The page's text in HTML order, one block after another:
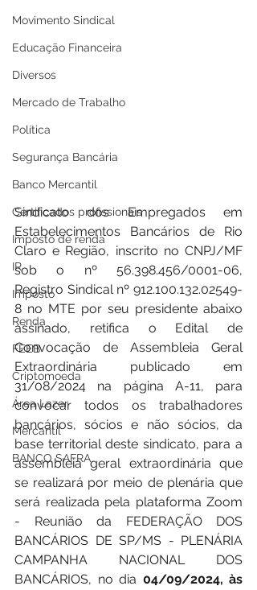
Movimento Sindical
Educação Financeira
Diversos
Mercado de Trabalho
Política
Segurança Bancária
Banco Mercantil
Certificados profissionais
Imposto de renda
IR
Imposto
Renda
FEEB
Criptomoeda
Área Lazer
Mercantil
BANCO SAFRA
Sindicato dos Empregados em
Estabelecimentos Bancários de Rio
Claro e Região, inscrito no CNPJ/MF
sob o nº 56.398.456/0001-06,
Registro Sindical nº 912.100.132.02549-
8 no MTE por seu presidente abaixo
assinado, retifica o Edital de
Convocação de Assembleia Geral
Extraordinária publicado em
31/08/2024 na página A-11, para
convocar todos os trabalhadores
bancários, sócios e não sócios, da
base territorial deste sindicato, para a
assembleia geral extraordinária que
se realizará por meio de plenária que
será realizada pela plataforma Zoom
- Reunião da FEDERAÇÃO DOS
BANCÁRIOS DE SP/MS - PLENÁRIA
CAMPANHA NACIONAL DOS
BANCÁRIOS, no dia 04/09/2024, às